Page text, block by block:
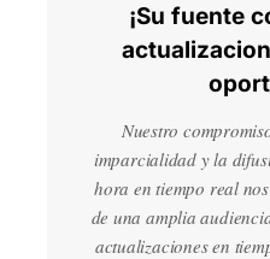
¡Su fuente
Nuestro
imparcialidad y la
hora en tiempo real
de una amplia
actualizaciones en